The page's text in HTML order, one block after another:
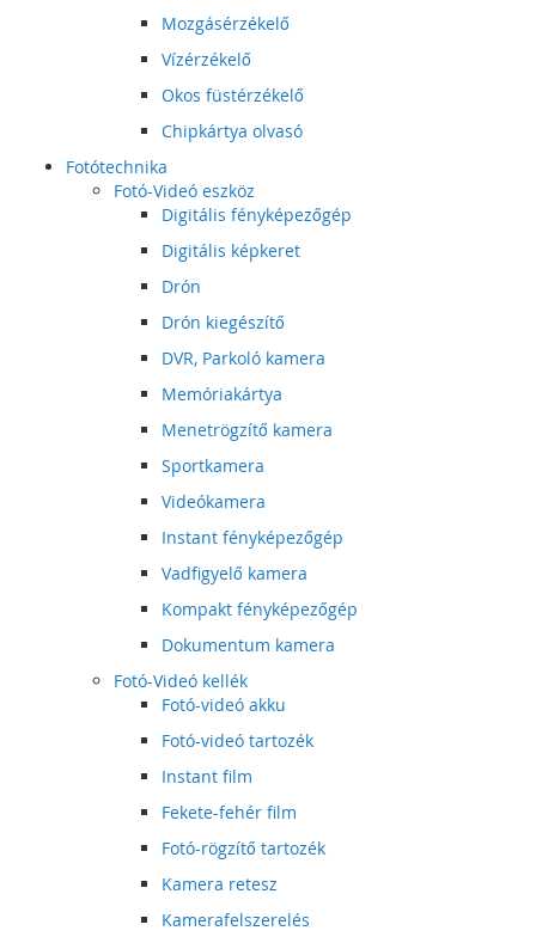
Mozgásérzékelő
Vízérzékelő
Okos füstérzékelő
Chipkártya olvasó
Fotótechnika
Fotó-Videó eszköz
Digitális fényképezőgép
Digitális képkeret
Drón
Drón kiegészítő
DVR, Parkoló kamera
Memóriakártya
Menetrögzítő kamera
Sportkamera
Videókamera
Instant fényképezőgép
Vadfigyelő kamera
Kompakt fényképezőgép
Dokumentum kamera
Fotó-Videó kellék
Fotó-videó akku
Fotó-videó tartozék
Instant film
Fekete-fehér film
Fotó-rögzítő tartozék
Kamera retesz
Kamerafelszerelés